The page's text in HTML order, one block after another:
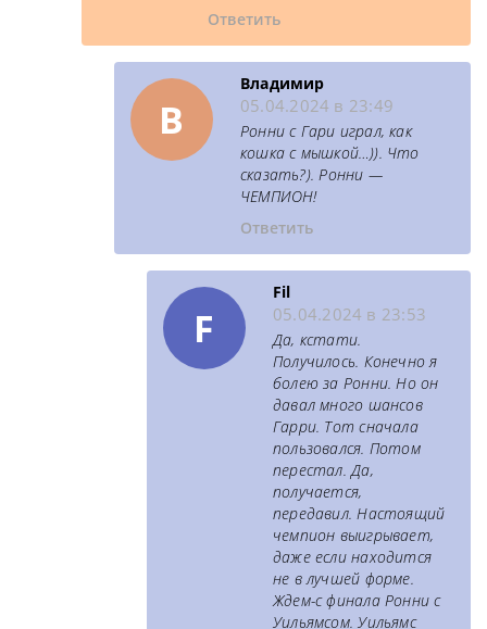
Ответить
В
Владимир
05.04.2024 в 23:49
Ронни с Гари играл, как
кошка с мышкой…)). Что
сказать?). Ронни —
ЧЕМПИОН!
Ответить
F
Fil
05.04.2024 в 23:53
Да, кстати.
Получилось. Конечно я
болею за Ронни. Но он
давал много шансов
Гарри. Тот сначала
пользовался. Потом
перестал. Да,
получается,
передавил. Настоящий
чемпион выигрывает,
даже если находится
не в лучшей форме.
Ждем-с финала Ронни с
Уильямсом. Уильямс